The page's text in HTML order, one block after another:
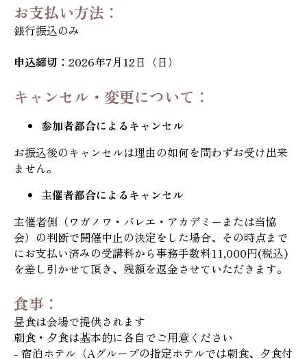
お支払い方法：
銀行振込のみ
申込締切： 2026年7月12日（日）
キャンセル・変更について：
参加者都合によるキャンセル
お振込後のキャンセルは理由の如何を問わずお受け出来
ません。
主催者都合によるキャンセル
主催者側（ワガノワ・バレエ・アカデミーまたは当協
会）の判断で開催中止の決定をした場合、その時点まで
にお支払い済みの受講料から事務手数料11,000円(税込)
を差し引かせて頂き、残額を返金させていただきます。
食事：
昼食は会場で提供されます
朝食・夕食は基本的に各自でご用意ください
- 宿泊ホテル（Aグループの指定ホテルでは朝食、夕食付